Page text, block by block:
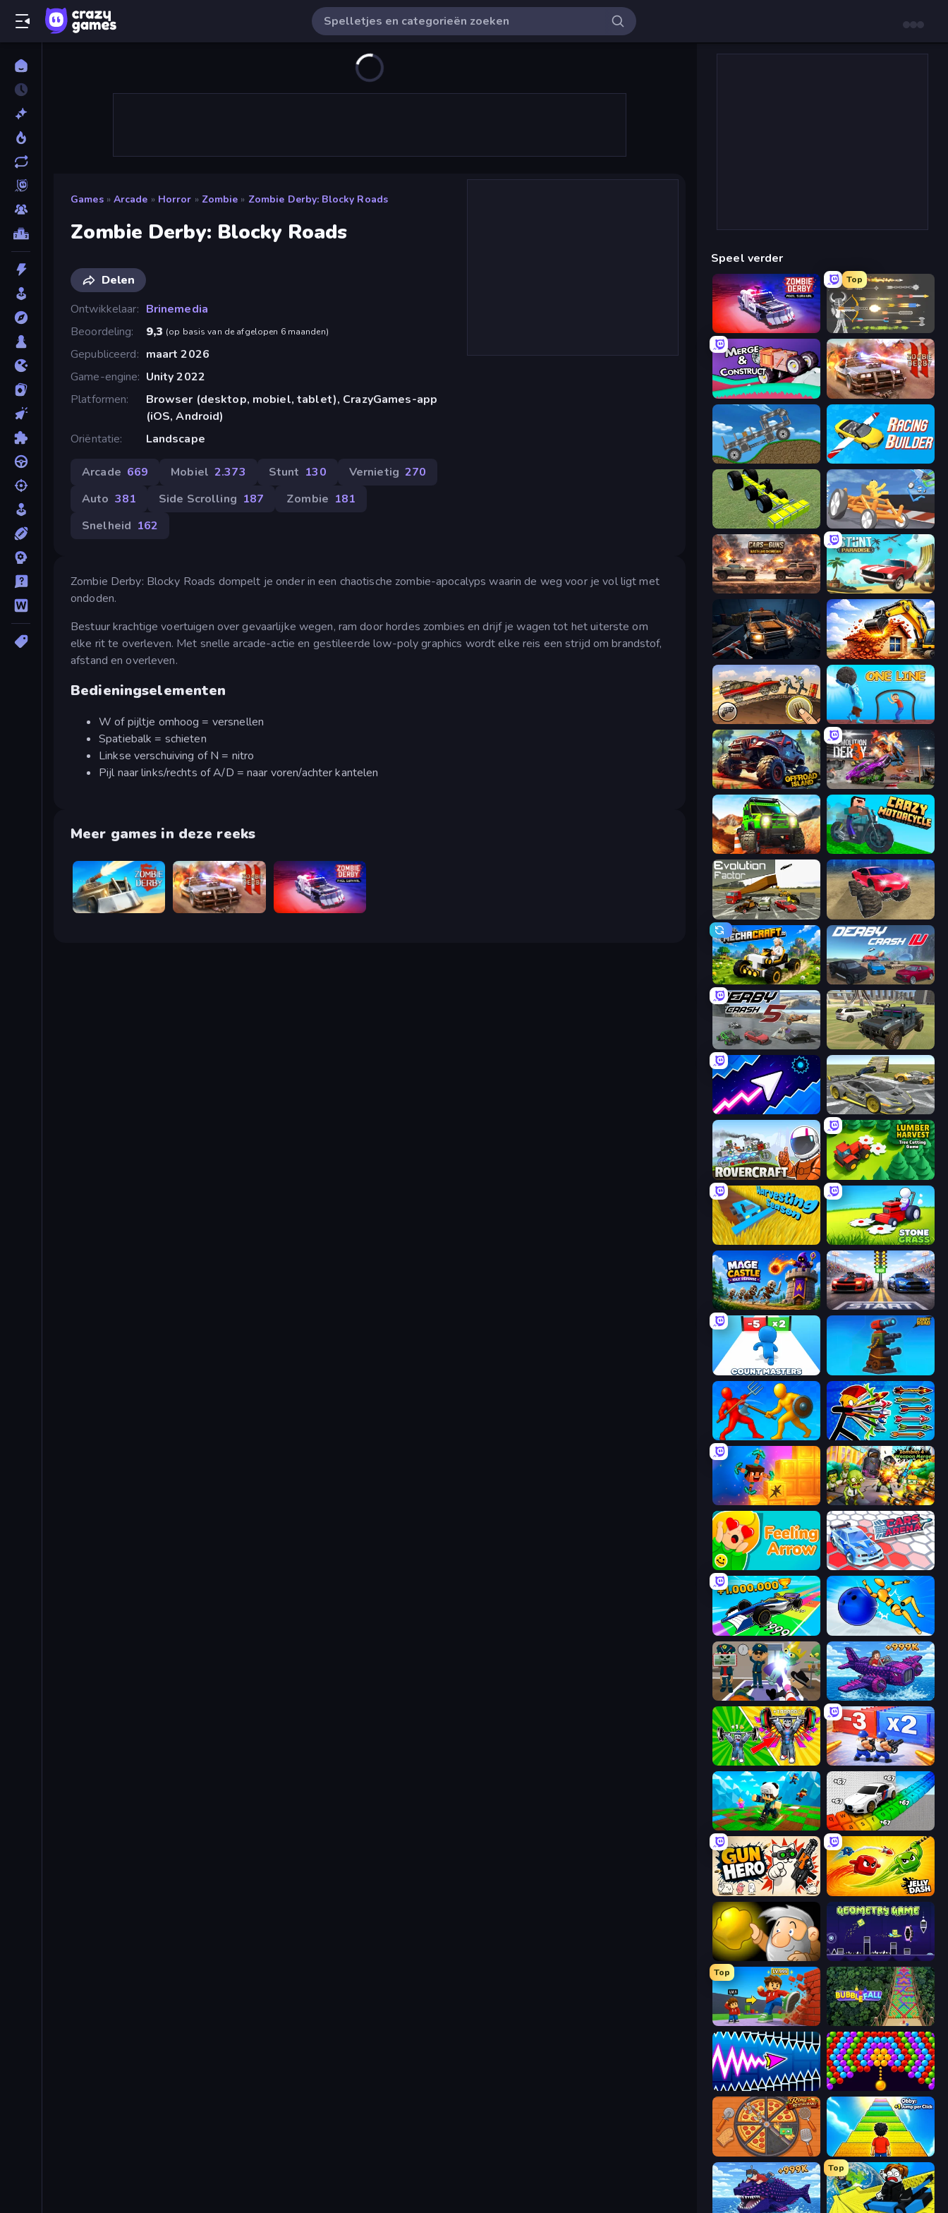
Games » Arcade » Horror » Zombie » Zombie Derby: Blocky Roads
Zombie Derby: Blocky Roads
Delen
Ontwikkelaar
Brinemedia
Beoordeling
9,3 (op basis van de afgelopen 6 maanden)
Gepubliceerd
maart 2026
Game-engine
Unity 2022
Platformen
Browser (desktop, mobiel, tablet), CrazyGames-app
(iOS, Android)
Oriëntatie
Landscape
Arcade 669 Mobiel 2.373 Stunt 130 Vernietig 270
Auto 381 Side Scrolling 187 Zombie 181
Snelheid 162
Zombie Derby: Blocky Roads dompelt je onder in een chaotische zombie-apocalyps waarin de weg voor je vol ligt met
ondoden.
Bestuur krachtige voertuigen over gevaarlijke wegen, ram door hordes zombies en drijf je wagen tot het uiterste om
elke rit te overleven. Met snelle arcade-actie en gestileerde low-poly graphics wordt elke reis een strijd om brandstof,
afstand en overleven.
Bedieningselementen
W of pijltje omhoog = versnellen
Spatiebalk = schieten
Linkse verschuiving of N = nitro
Pijl naar links/rechts of A/D = naar voren/achter kantelen
Meer games in deze reeks
Zombie Derby Zombie Derby 2 Zombie Derby: Pixel Survival
Speel verder
Zombie Derby: Pixel Survival
Top
Ragdoll Archers
Merge & Construct Zombie Derby 2
Move It! Racing Builder
Genius Mechanic Draw Crash Race
Cars with Guns: Wasteland Showdown Stunt Paradise
Cars vs Zombies City Constructor
Earn to Die: Zombie Ride One Line
Offroad Island Demolition Derby 3
Offroad Life 3D Crazy Motorcycle
Evolution Factor
Mechacraft.io Derby Crash 4
Derby Crash 5 4x4 Offroader
Space Waves Wrong Way
Rovercraft Lumber Harvest: Tree Cutting Game
Harvesting Season Stone Grass: Mowing Simulator
Mage Castle Idle Defense Street Racer 2
Furry Road
Epic Sword Battle! Fight in Arena Archer Ragdoll Masters
Merge & Dig! Zombies 4 Weapon Merge
Feeling Arrow Cars Arena
Obby Car Challenge: Drive Playground Man! Ragdoll Show!
Find The Alien Obby Plane Power Challenge: Fly
Obby: Gym Simulator, Escape Battle Brigade
Robby: Many Games
Gun Hero: Cat Survival Jelly Dash
Gold Miner Geometry Game
Top
Obby: +1 Click Wall Breaker Bubble Fall
Wave Dash: Geometry Arrow Bubble Story
Ring Restaurant Obby: +1 Jump per Click
Top